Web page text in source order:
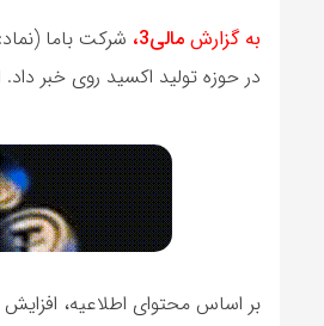
به گزارش مالی3،
شرکت باما
در حوزه تولید اکسید روی خبر
بر اساس محتوای اطلاعیه،